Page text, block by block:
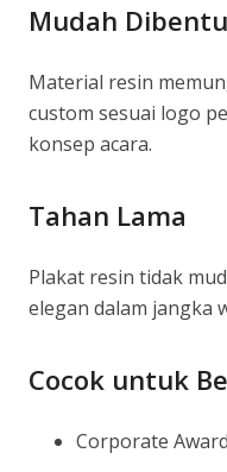
Mudah
Material resin
custom sesuai logo
konsep acara.
Tahan Lama
Plakat resin tidak
elegan dalam jangka
Cocok untuk
Corporate Award